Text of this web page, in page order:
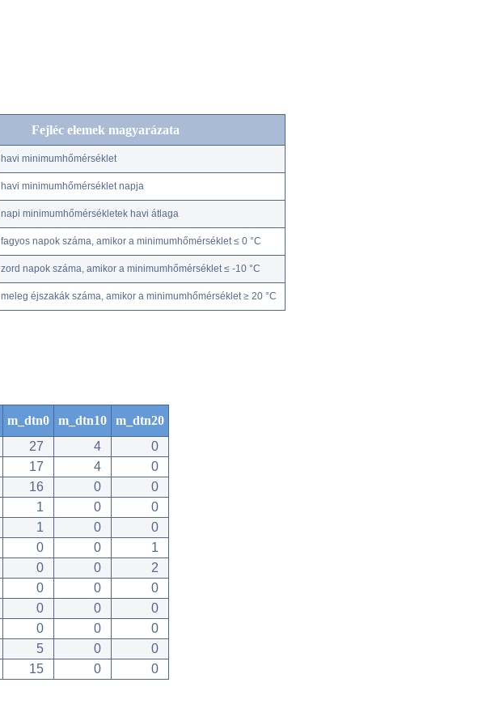
Fejléc elemek magyarázata
havi minimumhőmérséklet
havi minimumhőmérséklet napja
napi minimumhőmérsékletek havi átlaga
fagyos napok száma, amikor a minimumhőmérséklet ≤ 0 °C
zord napok száma, amikor a minimumhőmérséklet ≤ -10 °C
meleg éjszakák száma, amikor a minimumhőmérséklet ≥ 20 °C
m_dtn0 m_dtn10
m_dtn20
27 4
0
17 4
0
16 0
0
1 0
0
1 0
0
0 0
1
0 0
2
0 0
0
0 0
0
0 0
0
5 0
0
15 0 0